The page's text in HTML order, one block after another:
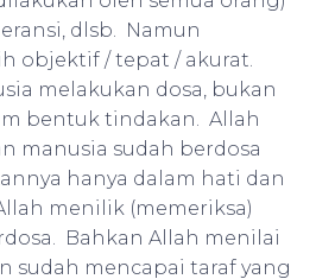
dlsb. Namun
objektif / tepat / akurat.
melakukan dosa, bukan
bentuk tindakan. Allah
manusia sudah berdosa
hanya dalam hati dan
menilik (memeriksa)
Bahkan Allah menilai
sudah mencapai taraf yang